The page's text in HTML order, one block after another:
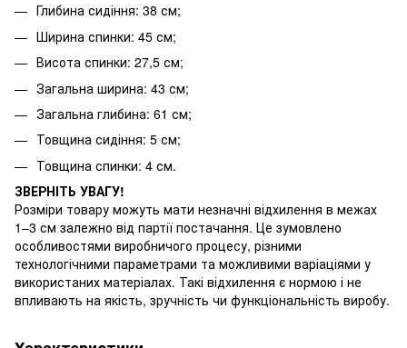
Глибина сидіння: 38 см;
Ширина спинки: 45 см;
Висота спинки: 27,5 см;
Загальна ширина: 43 см;
Загальна глибина: 61 см;
Товщина сидіння: 5 см;
Товщина спинки: 4 см.
ЗВЕРНІТЬ УВАГУ!
Розміри товару можуть мати незначні відхилення в межах
1–3 см залежно від партії постачання. Це зумовлено
особливостями виробничого процесу, різними
технологічними параметрами та можливими варіаціями у
використаних матеріалах. Такі відхилення є нормою і не
впливають на якість, зручність чи функціональність виробу.